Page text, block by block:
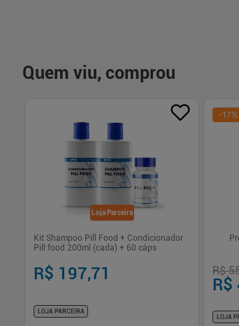
Quem viu, comprou
Loja Parceira
Kit Shampoo Pill Food + Condicionador
Pill food 200ml (cada) + 60 cáps
R$ 197,71
LOJA PARCEIRA
-17%
R$
R$
LOJA